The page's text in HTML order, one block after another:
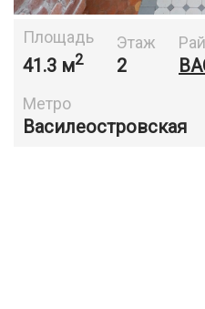
Площадь
41.3 м2
Этаж
2
Метро
Василеостровская